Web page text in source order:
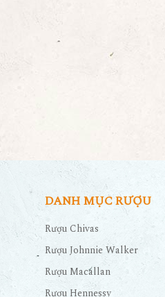
DANH MỤC RƯỢU
Rượu Chivas
Rượu Johnnie Walker
Rượu Macallan
Rượu Hennessy